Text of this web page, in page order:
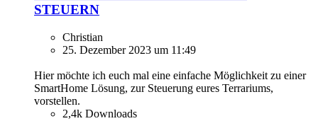
STEUERN
Christian
25. Dezember 2023 um 11:49
Hier möchte ich euch mal eine einfache Möglichkeit zu einer
SmartHome Lösung, zur Steuerung eures Terrariums,
vorstellen.
2,4k Downloads